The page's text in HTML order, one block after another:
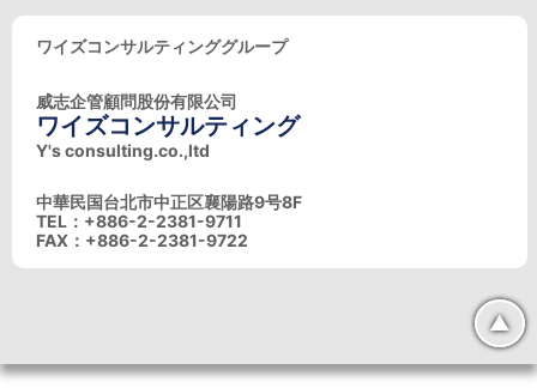
ワイズコンサルティンググループ
威志企管顧問股份有限公司
ワイズコンサルティング
Y's consulting.co.,ltd
中華民国台北市中正区襄陽路9号8F
TEL：+886-2-2381-9711
FAX：+886-2-2381-9722
▲